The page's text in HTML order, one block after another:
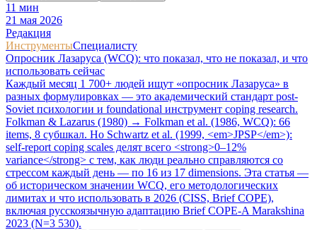
11 мин
21 мая 2026
Редакция
ИнструментыСпециалисту
Опросник Лазаруса (WCQ): что показал, что не показал, и что
использовать сейчас
Каждый месяц 1 700+ людей ищут «опросник Лазаруса» в
разных формулировках — это академический стандарт post-
Soviet психологии и foundational инструмент coping research.
Folkman & Lazarus (1980) → Folkman et al. (1986, WCQ): 66
items, 8 субшкал. Но Schwartz et al. (1999, <em>JPSP</em>):
self-report coping scales делят всего <strong>0–12%
variance</strong> с тем, как люди реально справляются со
стрессом каждый день — по 16 из 17 dimensions. Эта статья —
об историческом значении WCQ, его методологических
лимитах и что использовать в 2026 (CISS, Brief COPE),
включая русскоязычную адаптацию Brief COPE-A Marakshina
2023 (N=3 530).